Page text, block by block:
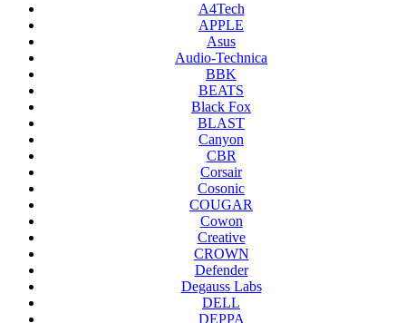
A4Tech
APPLE
Asus
Audio-Technica
BBK
BEATS
Black Fox
BLAST
Canyon
CBR
Corsair
Cosonic
COUGAR
Cowon
Creative
CROWN
Defender
Degauss Labs
DELL
DEPPA